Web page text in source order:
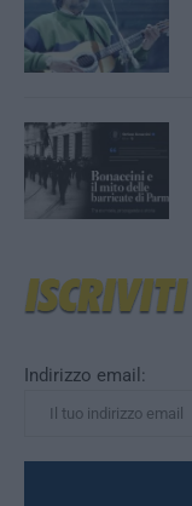
Indirizzo email: